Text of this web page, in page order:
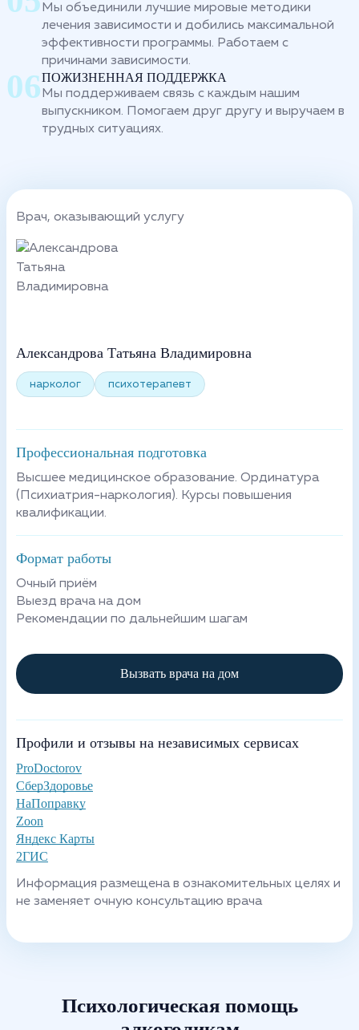
Мы объединили лучшие мировые методики
лечения зависимости и добились максимальной
эффективности программы. Работаем с
причинами зависимости.
ПОЖИЗНЕННАЯ ПОДДЕРЖКА
Мы поддерживаем связь с каждым нашим
выпускником. Помогаем друг другу и выручаем в
трудных ситуациях.
Врач, оказывающий услугу
Александрова Татьяна Владимировна
нарколог психотерапевт
Профессиональная подготовка
Высшее медицинское образование. Ординатура
(Психиатрия-наркология). Курсы повышения
квалификации.
Формат работы
Очный приём
Выезд врача на дом
Рекомендации по дальнейшим шагам
Вызвать врача на дом
Профили и отзывы на независимых сервисах
ProDoctorov
СберЗдоровье
НаПоправку
Zoon
Яндекс Карты
2ГИС
Информация размещена в ознакомительных целях и
не заменяет очную консультацию врача
Психологическая помощь